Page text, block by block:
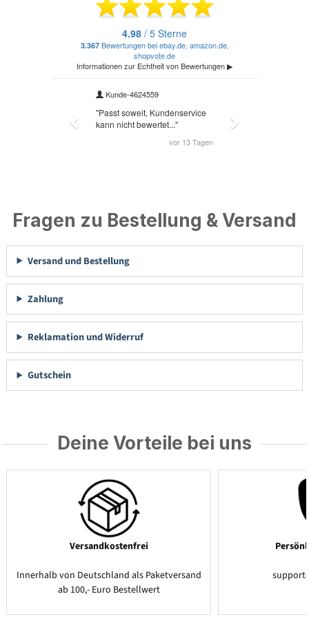
Fragen zu Bestellung & Versand
Versand und Bestellung
Zahlung
Reklamation und Widerruf
Gutschein
Deine Vorteile bei uns
Versandkostenfrei
Innerhalb von Deutschland als Paketversand
ab 100,- Euro Bestellwert